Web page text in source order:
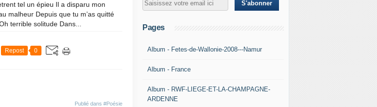
tel un épieu Il a disparu mon
malheur Depuis que tu m’as quitté
terrible solitude Dans...
Repost 0
Publié dans #Poésie
Pages
Album - Fetes-de-Wallonie-2008---Namur
Album - France
Album - RWF-LIEGE-ET-LA-CHAMPAGNE-
ARDENNE